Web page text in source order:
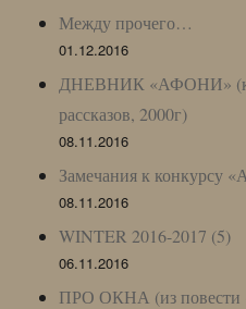
Между прочего…
01.12.2016
ДНЕВНИК «АФОНИ»
рассказов, 2000г)
08.11.2016
Замечания к конкурсу
08.11.2016
WINTER 2016-2017 (5)
06.11.2016
ПРО ОКНА (из повести